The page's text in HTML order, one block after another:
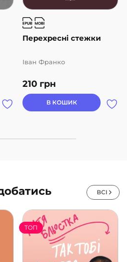
Перехресні стежки
210 грн
Іван Франко
В КОШИК
ВСІ
ТОП